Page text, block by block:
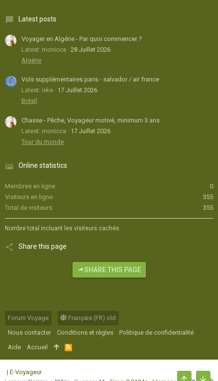
Latest posts
Voyager en Algérie - Par quoi commencer ?
Latest: monicca
28 Juillet 2026
Algérie
Vols supplémentaires paris - salvador / air france
Latest: ixke
17 Juillet 2026
Brésil
Chasse - Pêche, Voyageur motivé, minimum 3 ans.
Latest: monicca
17 Juillet 2026
Tour du monde
Online statistics
Membres en ligne
0
Visiteurs en ligne
355
Total de visiteurs
355
Nombre total incluant les visiteurs cachés.
Share this page
SHARE THIS PAGE
Forum Voyage
Français (FR) old
Nous contacter
Conditions et règles
Politique de confidentialité
Aide
Accueil
R
S
S
| E-Voyageur